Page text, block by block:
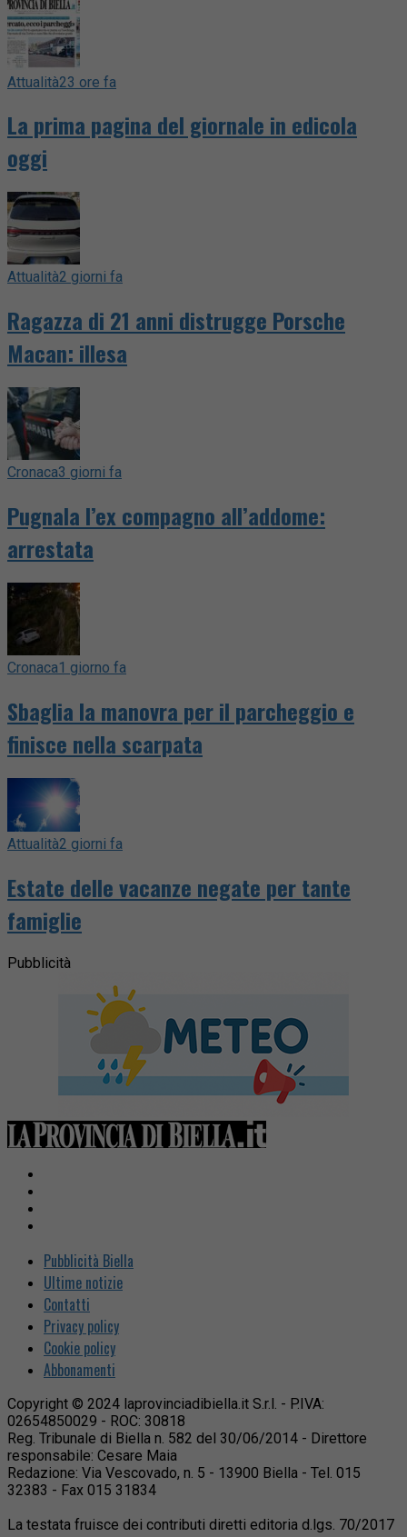
Attualità23 ore fa
La prima pagina del giornale in edicola
oggi
Attualità2 giorni fa
Ragazza di 21 anni distrugge Porsche
Macan: illesa
Cronaca3 giorni fa
Pugnala l’ex compagno all’addome:
arrestata
Cronaca1 giorno fa
Sbaglia la manovra per il parcheggio e
finisce nella scarpata
Attualità2 giorni fa
Estate delle vacanze negate per tante
famiglie
Pubblicità
Pubblicità Biella
Ultime notizie
Contatti
Privacy policy
Cookie policy
Abbonamenti
Copyright © 2024 laprovinciadibiella.it S.r.l. - P.IVA:
02654850029 - ROC: 30818
Reg. Tribunale di Biella n. 582 del 30/06/2014 - Direttore
responsabile: Cesare Maia
Redazione: Via Vescovado, n. 5 - 13900 Biella - Tel. 015
32383 - Fax 015 31834
La testata fruisce dei contributi diretti editoria d.lgs. 70/2017